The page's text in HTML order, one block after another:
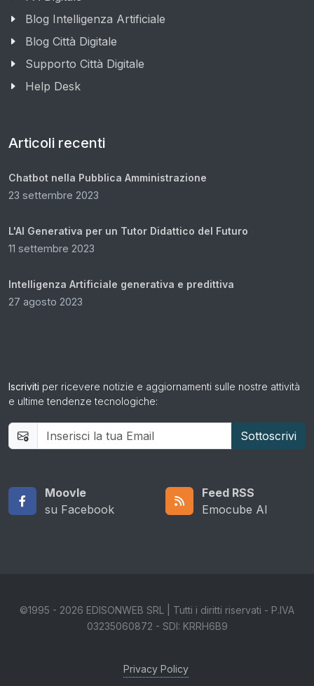
Blog Intelligenza Artificiale
Blog Città Digitale
Supporto Città Digitale
Help Desk
Articoli recenti
Chatbot nella Pubblica Amministrazione
23 settembre 2023
L'AI Generativa per un Tutor Didattico del Futuro
11 settembre 2023
Intelligenza Artificiale generativa e predittiva
27 agosto 2023
Iscriviti per ricevere notizie e aggiornamenti sulle nostre attività
e ultime tendenze tecnologiche:
Moovle
su Facebook
Feed RSS
Emocube AI
©1995 - 2026 EDISONWEB SRL | Tutti i diritti riservati - P.IVA
03235060872 - SDI: KRRH6B9
Privacy Policy